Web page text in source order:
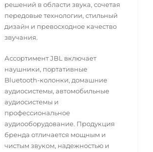
решений в области звука, сочетая
передовые технологии, стильный
дизайн и превосходное качество
звучания.
Ассортимент JBL включает
наушники, портативные
Bluetooth-колонки, домашние
аудиосистемы, автомобильные
аудиосистемы и
профессиональное
аудиооборудование. Продукция
бренда отличается мощным и
чистым звуком, надежностью и